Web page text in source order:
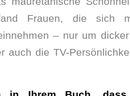
Frauen, die sich
– nur um
auch die TV-